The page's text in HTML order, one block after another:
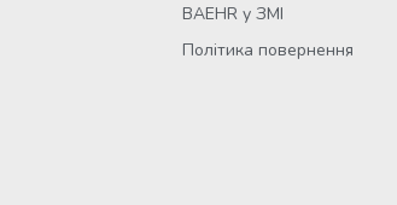
BAEHR у ЗМІ
Політика повернення